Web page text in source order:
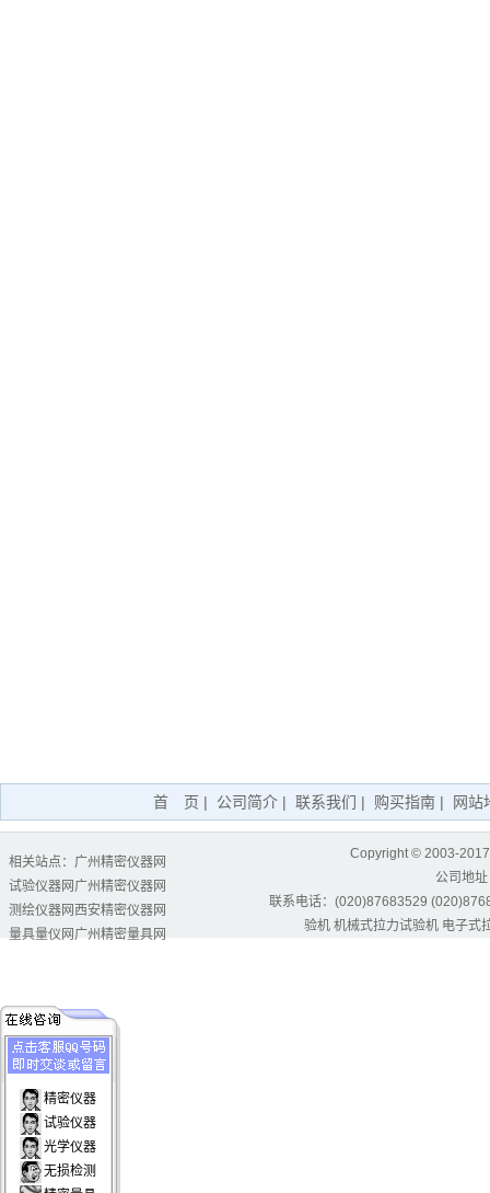
首 页 | 公司简介 | 联系我们 | 购买指南 | 网站
相关站点： 广州精密仪器网
试验仪器网 广州精密仪器网
测绘仪器网 西安精密仪器网
量具量仪网 广州精密量具网
Copyright © 2003-2017
公司地
联系电话：(020)87683529
验机 机械式拉力试验机 电子式
精密仪器
试验仪器
光学仪器
无损检测